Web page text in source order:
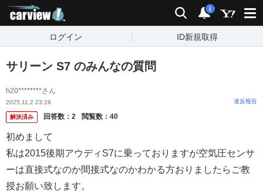
検索 通知
i
ログイン ID新規取得
サリーン S7 のみんなの質問
h20********さん
2025.11.2 23:28 違反報告
解決済み 回答数： 2 閲覧数： 40
初めまして
私は2015後期アウディS7に乗っておりますが空気圧センサ
ーは直接式なのか間接式なのかわかる方おりましたらご教
授お願い致します。